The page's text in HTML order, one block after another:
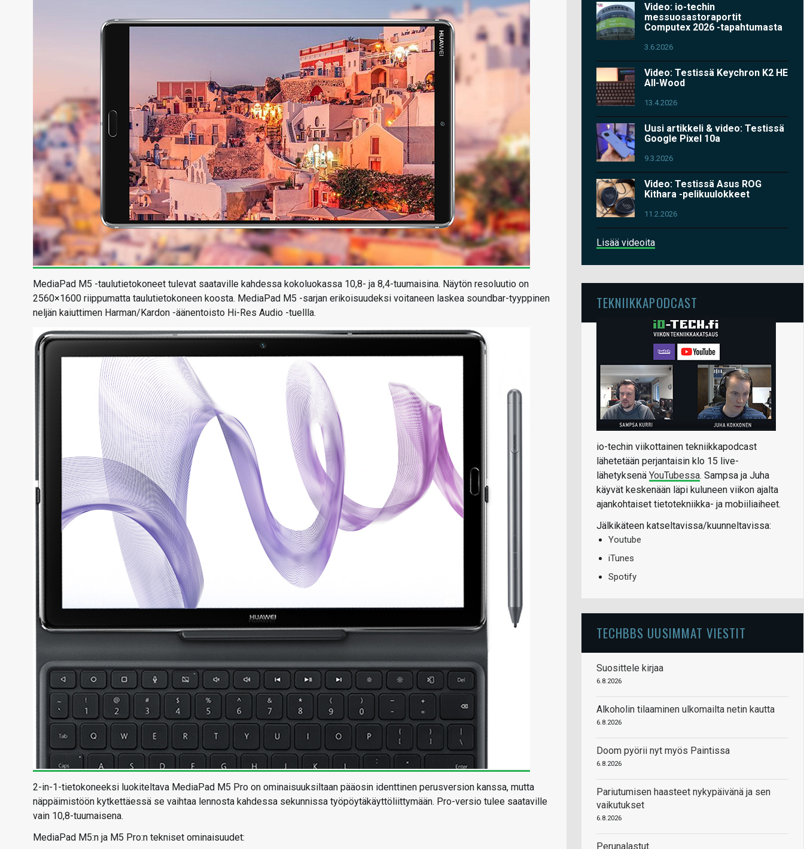
MediaPad M5 -taulutietokoneet tulevat saataville kahdessa kokoluokassa 10,8- ja 8,4-tuumaisina. Näytön resoluutio on
2560×1600 riippumatta taulutietokoneen koosta. MediaPad M5 -sarjan erikoisuudeksi voitaneen laskea soundbar-tyyppinen
neljän kaiuttimen Harman/Kardon -äänentoisto Hi-Res Audio -tuellla.
2-in-1-tietokoneeksi luokiteltava MediaPad M5 Pro on ominaisuuksiltaan pääosin identtinen perusversion kanssa, mutta
näppäimistöön kytkettäessä se vaihtaa lennosta kahdessa sekunnissa työpöytäkäyttöliittymään. Pro-versio tulee saataville
vain 10,8-tuumaisena.
MediaPad M5:n ja M5 Pro:n tekniset ominaisuudet:
Video: io-techin
messuosastoraportit
Computex 2026 -tapahtumasta
3.6.2026
Video: Testissä Keychron K2 HE
All-Wood
13.4.2026
Uusi artikkeli & video: Testissä
Google Pixel 10a
9.3.2026
Video: Testissä Asus ROG
Kithara -pelikuulokkeet
11.2.2026
Lisää videoita
TEKNIIKKAPODCAST
io-techin viikottainen tekniikkapodcast
lähetetään perjantaisin klo 15 live-
lähetyksenä YouTubessa. Sampsa ja Juha
käyvät keskenään läpi kuluneen viikon ajalta
ajankohtaiset tietotekniikka- ja mobiiliaiheet.
Jälkikäteen katseltavissa/kuunneltavissa:
Youtube
iTunes
Spotify
TECHBBS UUSIMMAT VIESTIT
Suosittele kirjaa
6.8.2026
Alkoholin tilaaminen ulkomailta netin kautta
6.8.2026
Doom pyörii nyt myös Paintissa
6.8.2026
Pariutumisen haasteet nykypäivänä ja sen
vaikutukset
6.8.2026
Perunalastut